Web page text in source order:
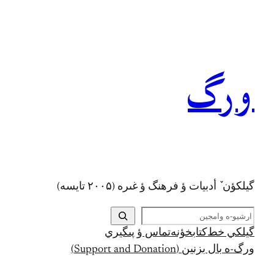
ورگ
گيلکؤن ٚ أدبیات ؤ فرهنگ ؤ غىره (۲۰۰۵ تايسه)
ج
س
ت
ج
گيلکي خط کتابخؤنهتماس ؤ پىگيري
ورگ-ه بال بزنين (Support and Donation)